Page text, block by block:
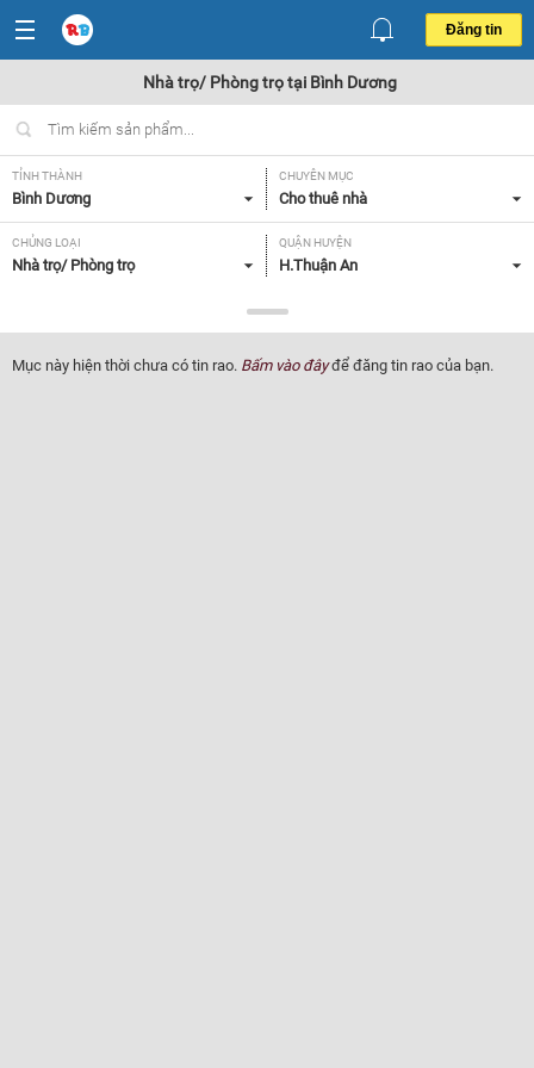
Đăng tin
Nhà trọ/ Phòng trọ tại Bình Dương
TỈNH THÀNH
Bình Dương
CHUYÊN MỤC
Cho thuê nhà
CHỦNG LOẠI
Nhà trọ/ Phòng trọ
QUẬN HUYỆN
H.Thuận An
Tất cả
TIỆN ÍCH
Tất cả
Mục này hiện thời chưa có tin rao. Bấm vào đâyđể đăng tin rao của bạn.